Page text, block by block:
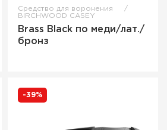
Средство для воронения
BIRCHWOOD CASEY
Brass Black по меди/лат./
бронз
-39%